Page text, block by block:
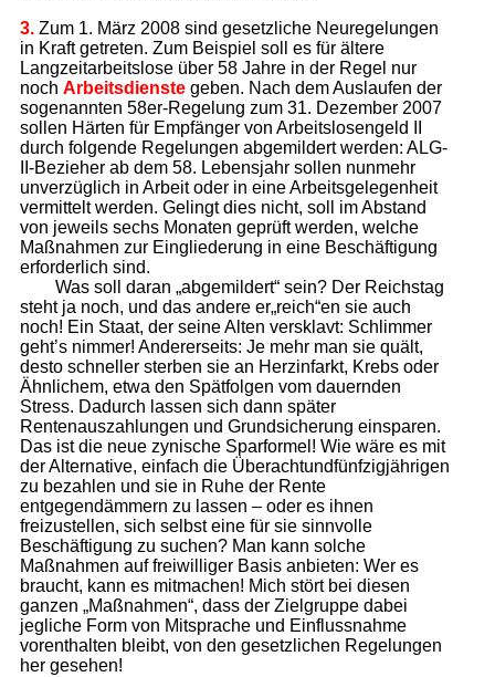
3.Zum 1. März 2008 sind gesetzliche Neuregelungen
in Kraft getreten. Zum Beispiel soll es für ältere
Langzeitarbeitslose über 58 Jahre in der Regel nur
noch Arbeitsdienstegeben. Nach dem Auslaufen der
sogenannten 58er-Regelung zum 31. Dezember 2007
sollen Härten für Empfänger von Arbeitslosengeld II
durch folgende Regelungen abgemildert werden: ALG-
II-Bezieher ab dem 58. Lebensjahr sollen nunmehr
unverzüglich in Arbeit oder in eine Arbeitsgelegenheit
vermittelt werden. Gelingt dies nicht, soll im Abstand
von jeweils sechs Monaten geprüft werden, welche
Maßnahmen zur Eingliederung in eine Beschäftigung
erforderlich sind.
Was soll daran „abgemildert“ sein? Der Reichstag
steht ja noch, und das andere er„reich“en sie auch
noch! Ein Staat, der seine Alten versklavt: Schlimmer
geht’s nimmer! Andererseits: Je mehr man sie quält,
desto schneller sterben sie an Herzinfarkt, Krebs oder
Ähnlichem, etwa den Spätfolgen vom dauernden
Stress. Dadurch lassen sich dann später
Rentenauszahlungen und Grundsicherung einsparen.
Das ist die neue zynische Sparformel! Wie wäre es mit
der Alternative, einfach die Überachtundfünfzigjährigen
zu bezahlen und sie in Ruhe der Rente
entgegendämmern zu lassen – oder es ihnen
freizustellen, sich selbst eine für sie sinnvolle
Beschäftigung zu suchen? Man kann solche
Maßnahmen auf freiwilliger Basis anbieten: Wer es
braucht, kann es mitmachen! Mich stört bei diesen
ganzen „Maßnahmen“, dass der Zielgruppe dabei
jegliche Form von Mitsprache und Einflussnahme
vorenthalten bleibt, von den gesetzlichen Regelungen
her gesehen!